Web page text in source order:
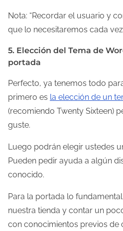
Nota: “Recordar el usuario y
que lo necesitaremos cada
5. Elección del Tema de
portada
Perfecto, ya tenemos todo
primero es la elección de un
(recomiendo Twenty Sixteen)
guste.
Luego podrán elegir ustedes
Pueden pedir ayuda a algún
conocido.
Para la portada lo
nuestra tienda y contar un
con conocimientos previos de